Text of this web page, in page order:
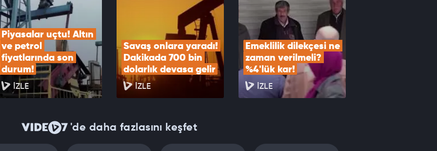
Piyasalar uçtu! Altın
ve petrol
fiyatlarında son
durum!
İZLE
Savaş onlara yaradı!
Dakikada 700 bin
dolarlık devasa gelir
İZLE
Emeklilik dilekçesi ne
zaman verilmeli?
%4'lük kar!
İZLE
'de daha fazlasını keşfet